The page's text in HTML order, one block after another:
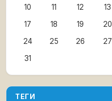
10
11 12 13
17
18 19 20
24
25 26 27
31
ТЕГИ